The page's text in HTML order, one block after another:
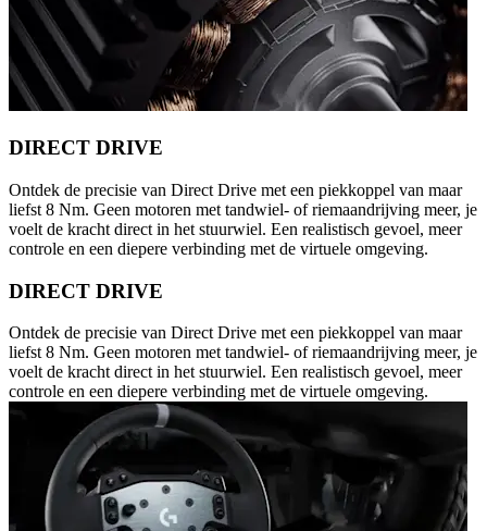
DIRECT DRIVE
Ontdek de precisie van Direct Drive met een piekkoppel van maar
liefst 8 Nm. Geen motoren met tandwiel- of riemaandrijving meer, je
voelt de kracht direct in het stuurwiel. Een realistisch gevoel, meer
controle en een diepere verbinding met de virtuele omgeving.
DIRECT DRIVE
Ontdek de precisie van Direct Drive met een piekkoppel van maar
liefst 8 Nm. Geen motoren met tandwiel- of riemaandrijving meer, je
voelt de kracht direct in het stuurwiel. Een realistisch gevoel, meer
controle en een diepere verbinding met de virtuele omgeving.